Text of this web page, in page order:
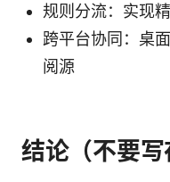
规则分流：实现
跨平台协同：桌
阅源
结论（不要写